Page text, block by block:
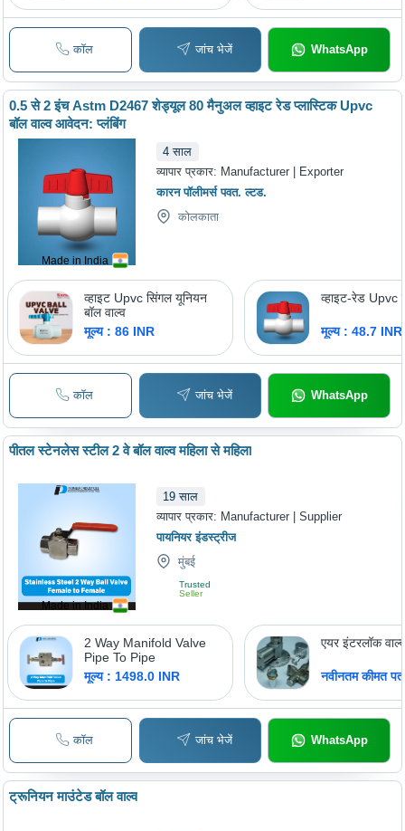
कॉल जांच भेजें WhatsApp
Made in India
0.5 से 2 इंच Astm D2467 शेड्यूल 80 मैनुअल व्हाइट रेड प्लास्टिक Upvc
बॉल वाल्व आवेदन: प्लंबिंग
4 साल
व्यापार प्रकार: Manufacturer | Exporter
कारन पॉलीमर्स पवत. ल्टड.
कोलकाता
व्हाइट Upvc सिंगल यूनियन
बॉल वाल्व
मूल्य : 86 INR
व्हाइट-रेड Upvc
मूल्य : 48.7 INR
कॉल जांच भेजें WhatsApp
Made in India
पीतल स्टेनलेस स्टील 2 वे बॉल वाल्व महिला से महिला
19 साल
व्यापार प्रकार: Manufacturer | Supplier
पायनियर इंडस्ट्रीज
मुंबई
Trusted
Seller
2 Way Manifold Valve
Pipe To Pipe
मूल्य : 1498.0 INR
एयर इंटरलॉक
नवीनतम कीमत
कॉल जांच भेजें WhatsApp
ट्रूनियन माउंटेड बॉल वाल्व